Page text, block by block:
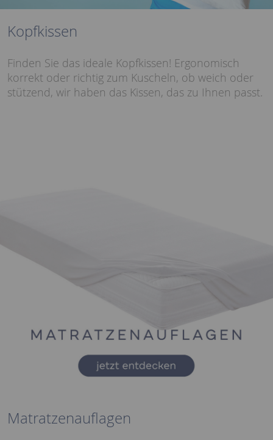
Kopfkissen
Finden Sie das ideale Kopfkissen! Ergonomisch
korrekt oder richtig zum Kuscheln, ob weich oder
stützend, wir haben das Kissen, das zu Ihnen passt.
Matratzenauflagen